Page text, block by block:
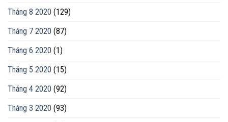
Tháng 8 2020 (129)
Tháng 7 2020 (87)
Tháng 6 2020 (1)
Tháng 5 2020 (15)
Tháng 4 2020 (92)
Tháng 3 2020 (93)